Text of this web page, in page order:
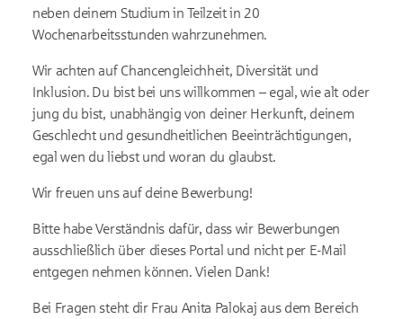
neben deinem Studium in Teilzeit in 20
Wochenarbeitsstunden wahrzunehmen.
Wir achten auf Chancengleichheit, Diversität und
Inklusion. Du bist bei uns willkommen – egal, wie alt oder
jung du bist, unabhängig von deiner Herkunft, deinem
Geschlecht und gesundheitlichen Beeinträchtigungen,
egal wen du liebst und woran du glaubst.
Wir freuen uns auf deine Bewerbung!
Bitte habe Verständnis dafür, dass wir Bewerbungen
ausschließlich über dieses Portal und nicht per E-Mail
entgegen nehmen können. Vielen Dank!
Bei Fragen steht dir Frau Anita Palokaj aus dem Bereich